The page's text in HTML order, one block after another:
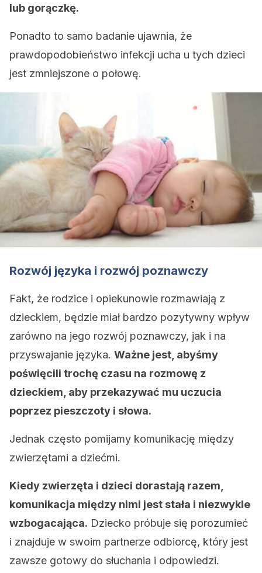
lub gorączkę.
Ponadto to samo badanie ujawnia, że ​​
prawdopodobieństwo infekcji ucha u tych dzieci
jest zmniejszone o połowę.
Rozwój języka i rozwój poznawczy
Fakt, że rodzice i opiekunowie rozmawiają z
dzieckiem, będzie miał bardzo pozytywny wpływ
zarówno na jego rozwój poznawczy, jak i na
przyswajanie języka. Ważne jest, abyśmy
poświęcili trochę czasu na rozmowę z
dzieckiem, aby przekazywać mu uczucia
poprzez pieszczoty i słowa.
Jednak często pomijamy komunikację między
zwierzętami a dziećmi.
Kiedy zwierzęta i dzieci dorastają razem,
komunikacja między nimi jest stała i niezwykle
wzbogacająca. Dziecko próbuje się porozumieć
i znajduje w swoim partnerze odbiorcę, który jest
zawsze gotowy do słuchania i odpowiedzi.